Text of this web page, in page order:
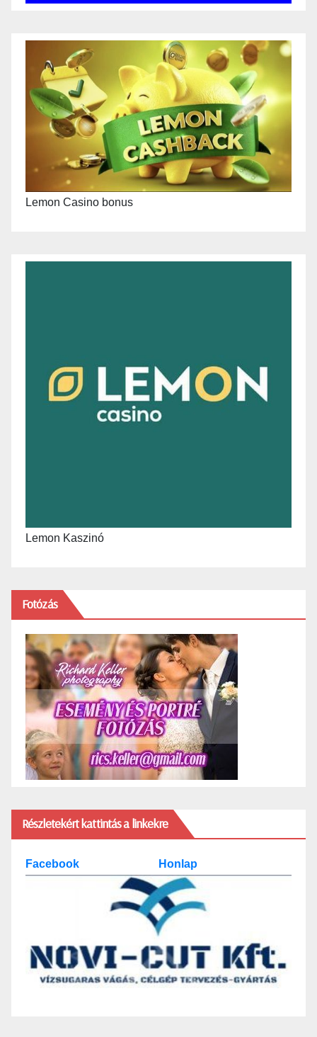
Lemon Casino bonus
Lemon Kaszinó
Fotózás
Részletekért kattintás a linkekre
Facebook Honlap